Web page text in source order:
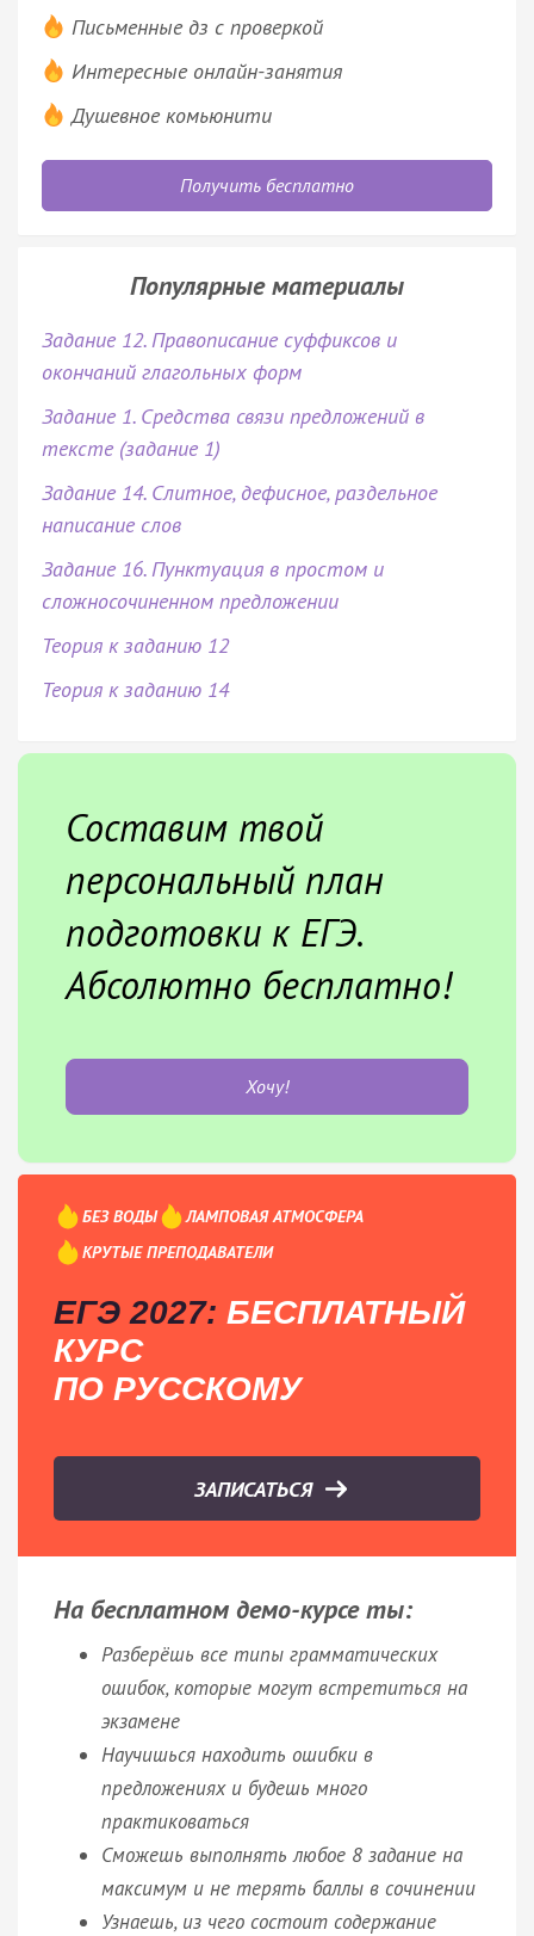
Письменные дз с проверкой
Интересные онлайн-занятия
Душевное комьюнити
Получить бесплатно
Популярные материалы
Задание 12. Правописание суффиксов и
окончаний глагольных форм
Задание 1. Средства связи предложений в
тексте (задание 1)
Задание 14. Слитное, дефисное, раздельное
написание слов
Задание 16. Пунктуация в простом и
сложносочиненном предложении
Теория к заданию 12
Теория к заданию 14
Составим твой
персональный план
подготовки к ЕГЭ.
Абсолютно бесплатно!
Хочу!
БЕЗ ВОДЫ
ЛАМПОВАЯ АТМОСФЕРА
КРУТЫЕ ПРЕПОДАВАТЕЛИ
ЕГЭ 2027: БЕСПЛАТНЫЙ
КУРС
ПО РУССКОМУ
ЗАПИСАТЬСЯ
На бесплатном демо-курсе ты:
Разберёшь все типы грамматических
ошибок, которые могут встретиться на
экзамене
Научишься находить ошибки в
предложениях и будешь много
практиковаться
Сможешь выполнять любое 8 задание на
максимум и не терять баллы в сочинении
Узнаешь, из чего состоит содержание